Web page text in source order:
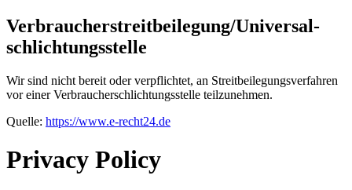
Verbraucher­streit­beilegung/Universal­
schlichtungs­stelle
Wir sind nicht bereit oder verpflichtet, an Streitbeilegungsverfahren
vor einer Verbraucherschlichtungsstelle teilzunehmen.
Quelle: https://www.e-recht24.de
Privacy Policy